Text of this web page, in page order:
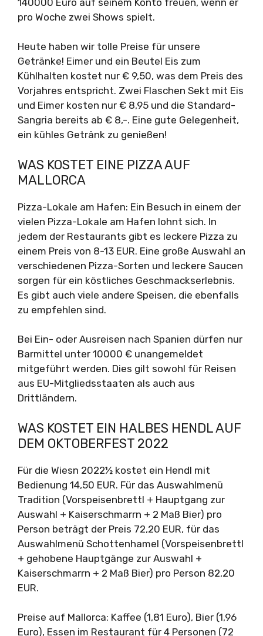
pro Woche zwei Shows spielt.
Heute haben wir tolle Preise für unsere
Getränke! Eimer und ein Beutel Eis zum
Kühlhalten kostet nur € 9,50, was dem Preis des
Vorjahres entspricht. Zwei Flaschen Sekt mit Eis
und Eimer kosten nur € 8,95 und die Standard-
Sangria bereits ab € 8,-. Eine gute Gelegenheit,
ein kühles Getränk zu genießen!
WAS KOSTET EINE PIZZA AUF
MALLORCA
Pizza-Lokale am Hafen: Ein Besuch in einem der
vielen Pizza-Lokale am Hafen lohnt sich. In
jedem der Restaurants gibt es leckere Pizza zu
einem Preis von 8-13 EUR. Eine große Auswahl an
verschiedenen Pizza-Sorten und leckere Saucen
sorgen für ein köstliches Geschmackserlebnis.
Es gibt auch viele andere Speisen, die ebenfalls
zu empfehlen sind.
Bei Ein- oder Ausreisen nach Spanien dürfen nur
Barmittel unter 10000 € unangemeldet
mitgeführt werden. Dies gilt sowohl für Reisen
aus EU-Mitgliedsstaaten als auch aus
Drittländern.
WAS KOSTET EIN HALBES HENDL AUF
DEM OKTOBERFEST 2022
Für die Wiesn 2022½ kostet ein Hendl mit
Bedienung 14,50 EUR. Für das Auswahlmenü
Tradition (Vorspeisenbrettl + Hauptgang zur
Auswahl + Kaiserschmarrn + 2 Maß Bier) pro
Person beträgt der Preis 72,20 EUR, für das
Auswahlmenü Schottenhamel (Vorspeisenbrettl
+ gehobene Hauptgänge zur Auswahl +
Kaiserschmarrn + 2 Maß Bier) pro Person 82,20
EUR.
Preise auf Mallorca: Kaffee (1,81 Euro), Bier (1,96
Euro), Essen im Restaurant für 4 Personen (72